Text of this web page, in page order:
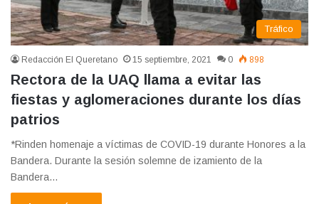
Tráfico
Redacción El Queretano 15 septiembre, 2021 0 898
Rectora de la UAQ llama a evitar las
fiestas y aglomeraciones durante los días
patrios
*Rinden homenaje a víctimas de COVID-19 durante Honores a la
Bandera. Durante la sesión solemne de izamiento de la
Bandera…